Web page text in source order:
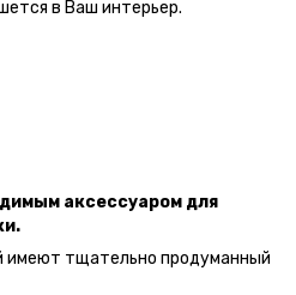
в Ваш интерьер.
аксессуаром для
имеют тщательно продуманный